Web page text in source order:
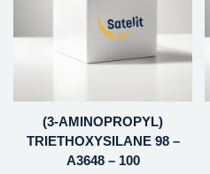
(3-AMINOPROPYL)
TRIETHOXYSILANE 98 –
A3648 – 100